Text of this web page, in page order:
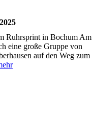
Ruhrsprint in Bochum Am
eine große Gruppe von
auf den Weg zum